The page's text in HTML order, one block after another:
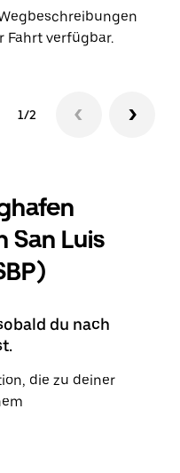
Fahrt verfügbar.
1/2
San Luis
du nach
die zu deiner